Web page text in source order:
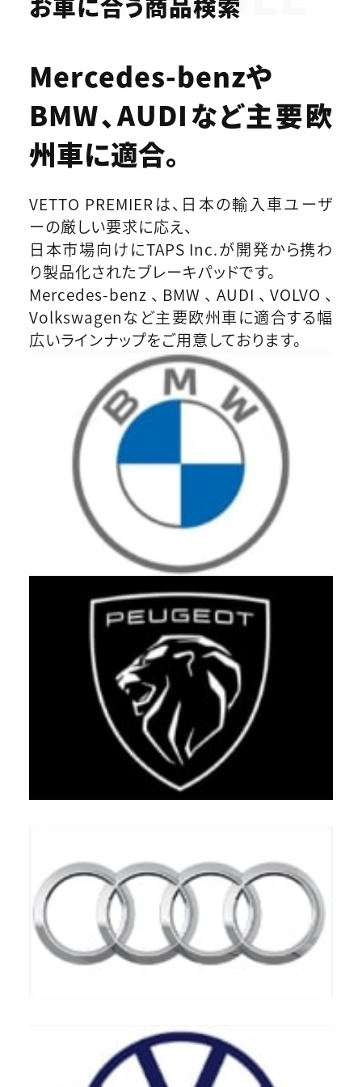
Mercedes-benzや
BMW、AUDIなど主要欧
州車に適合。
VETTO PREMIERは、日本の輸入車ユーザ
ーの厳しい要求に応え、
日本市場向けにTAPS Inc.が開発から携わ
り製品化されたブレーキパッドです。
Mercedes-benz、BMW、AUDI、VOLVO、
Volkswagenなど主要欧州車に適合する幅
広いラインナップをご用意しております。